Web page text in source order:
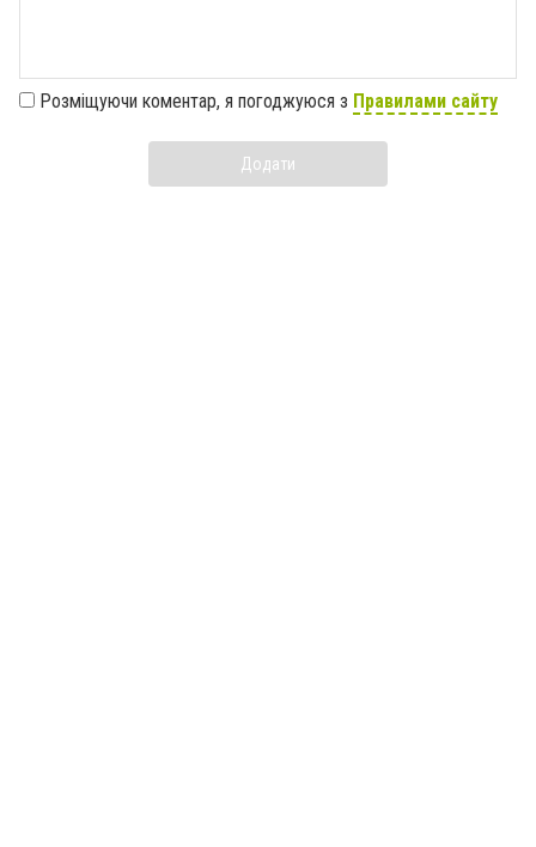
Розміщуючи коментар, я погоджуюся з Правилами сайту
Додати